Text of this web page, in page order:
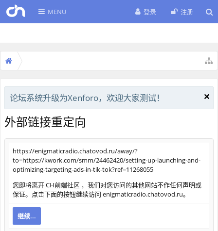
MENU 登录 注册
论坛系统升级为Xenforo，欢迎大家测试！
外部链接重定向
https://enigmaticradio.chatovod.ru/away/?
to=https://kwork.com/smm/24462420/setting-up-launching-and-
optimizing-targeting-ads-in-tik-tok?ref=11268055
您即将离开 CH前端社区 ，我们对您访问的其他网站不作任何声明或
保证。点击下面的按钮继续访问 enigmaticradio.chatovod.ru。
继续...